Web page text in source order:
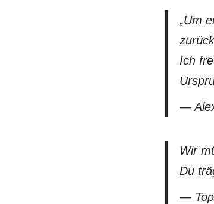
„Um
Ich
—
Wir
Du
—